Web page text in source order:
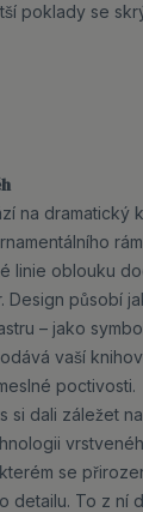
poklady se
na dramatický
linie oblouku
Design působí
– jako
vaší
poctivosti.
si dali záležet
se
detailu. To z ní